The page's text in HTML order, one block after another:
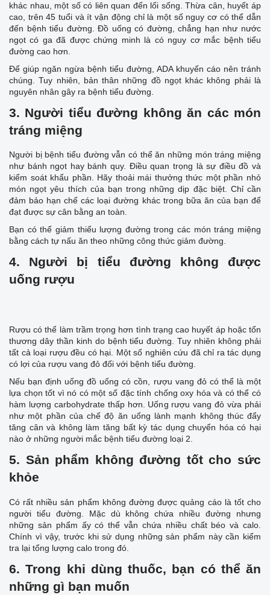
khác nhau, một số có liên quan đến lối sống. Thừa cân, huyết áp
cao, trên 45 tuổi và ít vận động chỉ là một số nguy cơ có thể dẫn
đến bệnh tiểu đường. Đồ uống có đường, chẳng hạn như nước
ngọt có ga đã được chứng minh là có nguy cơ mắc bệnh tiểu
đường cao hơn.
Để giúp ngăn ngừa bệnh tiểu đường, ADA khuyến cáo nên tránh
chúng. Tuy nhiên, bản thân những đồ ngọt khác không phải là
nguyên nhân gây ra bệnh tiểu đường.
3. Người tiểu đường không ăn các món
tráng miệng
Người bị bệnh tiểu đường vẫn có thể ăn những món tráng miệng
như bánh ngọt hay bánh quy. Điều quan trọng là sự điều đồ và
kiểm soát khẩu phần. Hãy thoải mái thưởng thức một phần nhỏ
món ngọt yêu thích của bạn trong những dịp đặc biệt. Chỉ cần
đảm bảo hạn chế các loại đường khác trong bữa ăn của bạn để
đạt được sự cân bằng an toàn.
Bạn có thể giảm thiểu lượng đường trong các món tráng miệng
bằng cách tự nấu ăn theo những công thức giảm đường.
4. Người bị tiểu đường không được
uống rượu
Rượu có thể làm trầm trọng hơn tình trạng cao huyết áp hoặc tổn
thương dây thần kinh do bệnh tiểu đường. Tuy nhiên không phải
tất cả loại rượu đều có hại. Một số nghiên cứu đã chỉ ra tác dụng
có lợi của rượu vang đỏ đối với bệnh tiểu đường.
Nếu bạn định uống đồ uống có cồn, rượu vang đỏ có thể là một
lựa chọn tốt vì nó có một số đặc tính chống oxy hóa và có thể có
hàm lượng carbohydrate thấp hơn. Uống rượu vang đỏ vừa phải
như một phần của chế độ ăn uống lành mạnh không thúc đẩy
tăng cân và không làm tăng bất kỳ tác dụng chuyển hóa có hại
nào ở những người mắc bệnh tiểu đường loại 2.
5. Sản phẩm không đường tốt cho sức
khỏe
Có rất nhiều sản phẩm không đường được quảng cáo là tốt cho
người tiểu đường. Mặc dù không chứa nhiều đường nhưng
những sản phẩm ấy có thể vẫn chứa nhiều chất béo và calo.
Chính vì vậy, trước khi sử dụng những sản phẩm này cần kiểm
tra lại tổng lượng calo trong đó.
6. Trong khi dùng thuốc, bạn có thể ăn
những gì bạn muốn